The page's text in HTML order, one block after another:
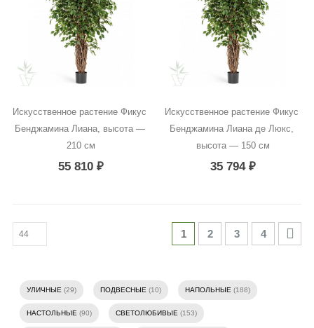
Искусственное растение Фикус
Бенджамина Лиана, высота —
210 см
55 810₽
Искусственное растение Фикус
Бенджамина Лиана де Люкс,
высота — 150 см
35 794 ₽
1 2 3 4
УЛИЧНЫЕ (29) ПОДВЕСНЫЕ (10) НАПОЛЬНЫЕ (188)
НАСТОЛЬНЫЕ (90) СВЕТОЛЮБИВЫЕ (153)